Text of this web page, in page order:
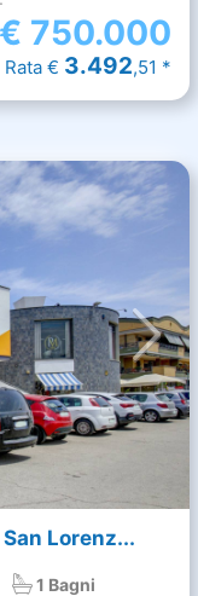
€ 750.000
Rata € 3.492,51 *
Lorenz...
1 Bagni